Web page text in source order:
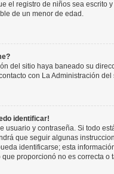
el registro de niños sea escrito
de un menor de edad.
del sitio haya baneado su
con La Administración del
identificar!
usuario y contraseña. Si todo
que seguir algunas
identificarse; esta
proporcionó no es correcta